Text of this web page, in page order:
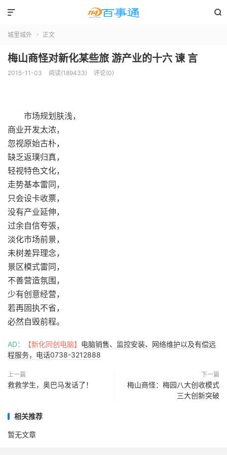


城里城外  正文
梅山商怪对新化某些旅 游产业的十六 谏 言
2015-11-03 阅读(189433) 评论(0)
市场规划肤浅，
商业开发太浓，
忽视原始古朴，
缺乏返璞归真，
轻视特色文化，
走势基本雷同，
只会设卡收票，
没有产业延伸，
过余自信夸張，
淡化市场前景，
未树差异理念，
景区模式雷同，
不善营造氛围，
少有创意经营，
若再固执不省，
必然自毁前程。
AD： 【新化同创电脑】 电脑销售、监控安装、网络维护以及有偿远
程服务，电话0738-3212888
上一篇
救救学生，奥巴马发话了！
下一篇
梅山商怪：梅园八大创收模式
三大创新突破
相关推荐
暂无文章